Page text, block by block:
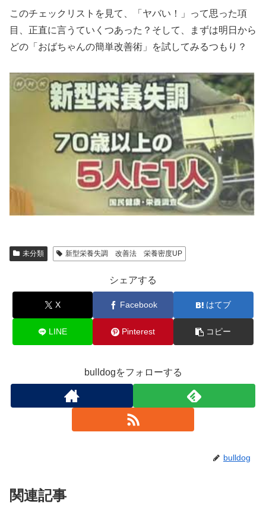
このチェックリストを見て、「ヤバい！」って思った項
目、正直に言うていくつあった？そして、まずは明日から
どの「おばちゃんの簡単改善術」を試してみるつもり？
未分類 新型栄養失調 改善法 栄養密度UP
シェアする
X Facebook はてブ
LINE Pinterest コピー
bulldogをフォローする
bulldog
関連記事